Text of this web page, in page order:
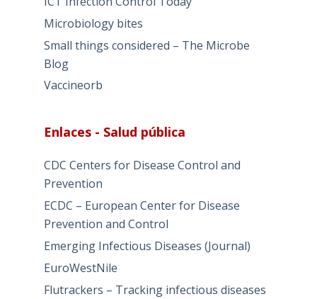
Microbiology bites
Small things considered – The Microbe
Blog
Vaccineorb
Enlaces - Salud pública
CDC Centers for Disease Control and
Prevention
ECDC – European Center for Disease
Prevention and Control
Emerging Infectious Diseases (Journal)
EuroWestNile
Flutrackers – Tracking infectious diseases